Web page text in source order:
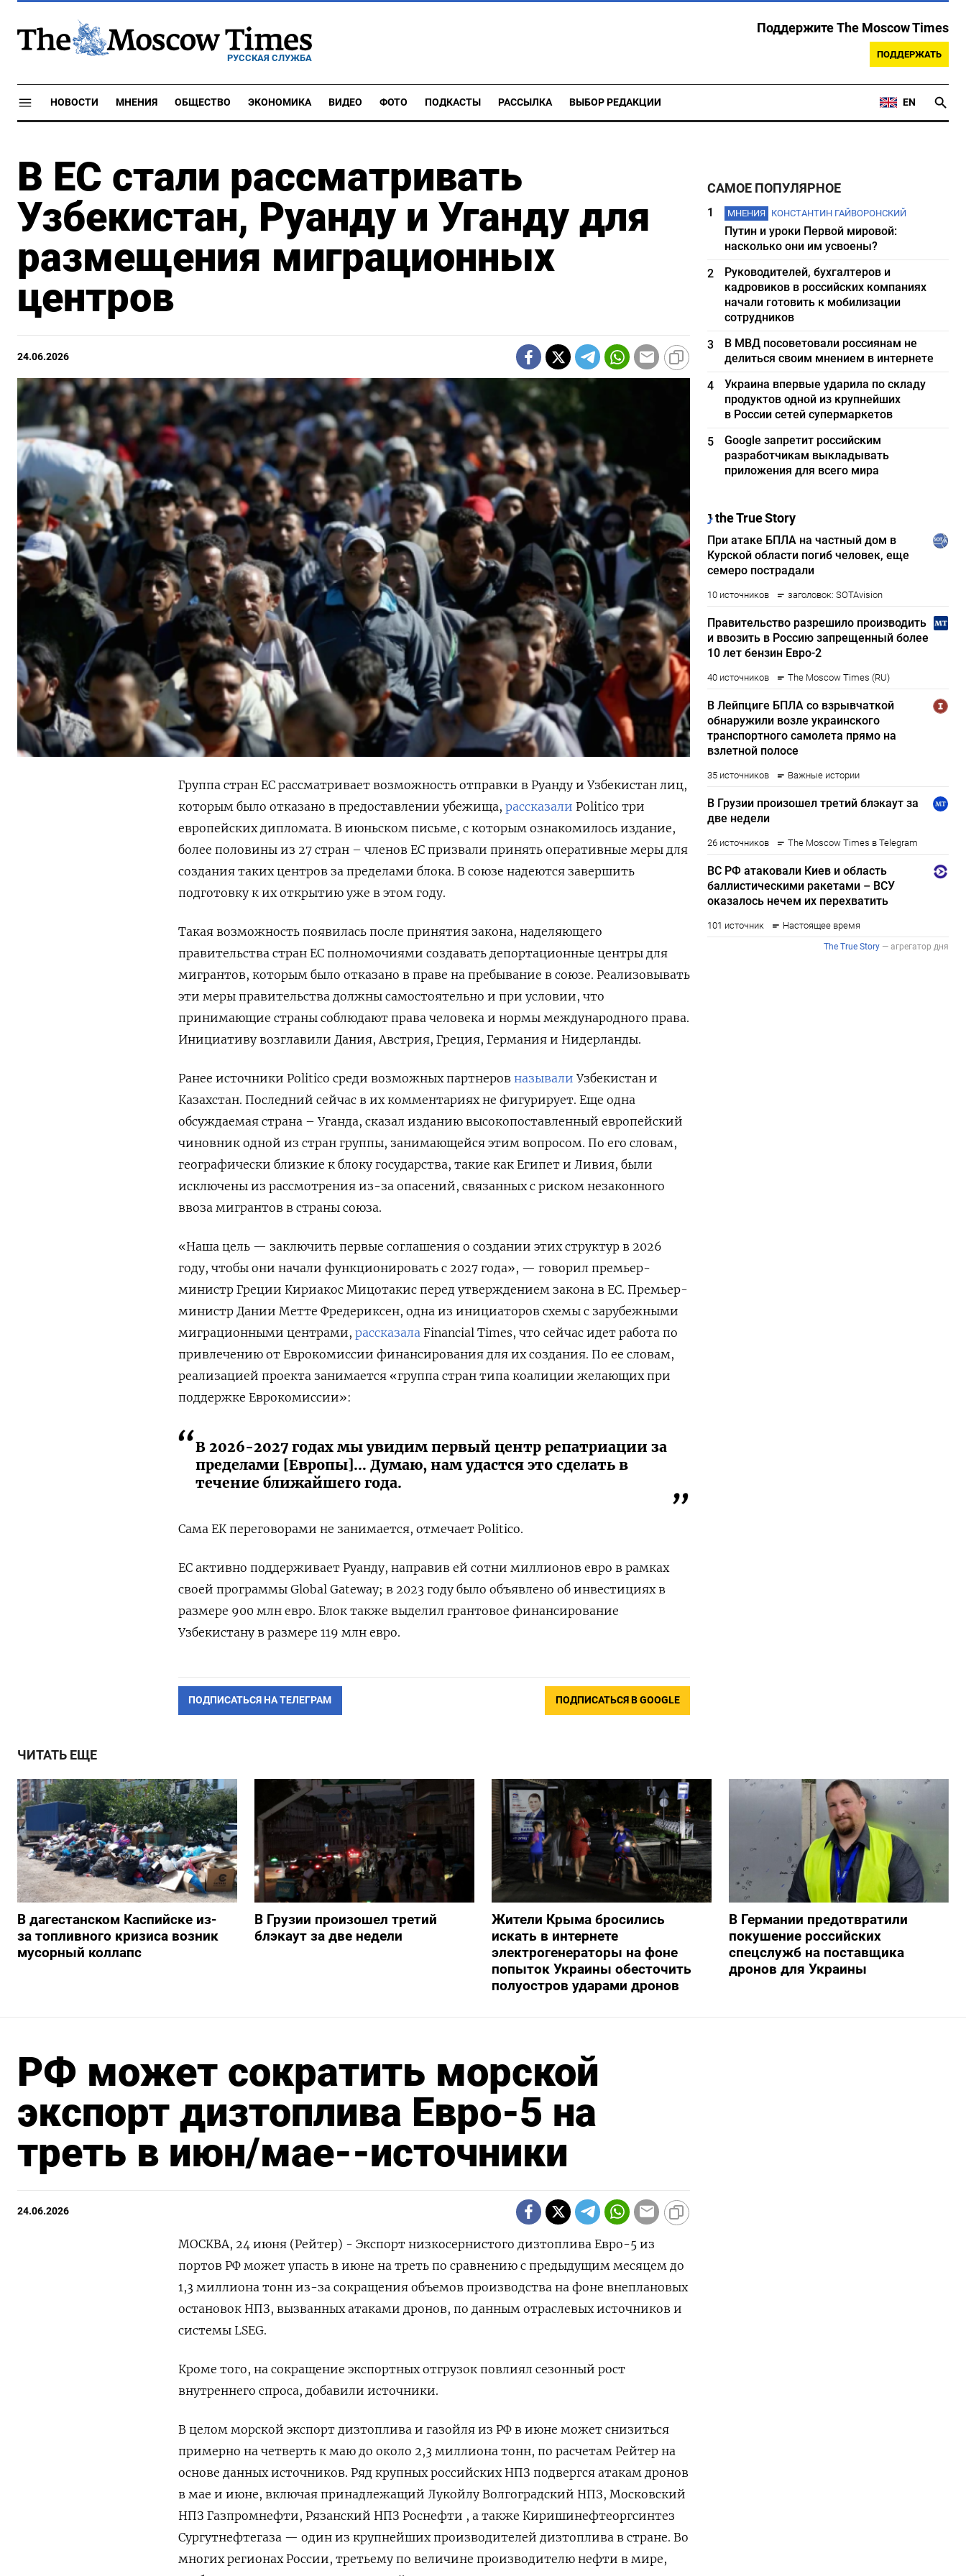
РУССКАЯ СЛУЖБА
Поддержите The Moscow Times
ПОДДЕРЖАТЬ
НОВОСТИ МНЕНИЯ ОБЩЕСТВО ЭКОНОМИКА ВИДЕО ФОТО ПОДКАСТЫ РАССЫЛКА ВЫБОР РЕДАКЦИИ EN
В ЕС стали рассматривать
Узбекистан, Руанду и Уганду для
размещения миграционных
центров
24.06.2026
Группа стран ЕС рассматривает возможность отправки в Руанду и Узбекистан лиц,
которым было отказано в предоставлении убежища, рассказали Politico три
европейских дипломата. В июньском письме, с которым ознакомилось издание,
более половины из 27 стран – членов ЕС призвали принять оперативные меры для
создания таких центров за пределами блока. В союзе надеются завершить
подготовку к их открытию уже в этом году.
Такая возможность появилась после принятия закона, наделяющего
правительства стран ЕС полномочиями создавать депортационные центры для
мигрантов, которым было отказано в праве на пребывание в союзе. Реализовывать
эти меры правительства должны самостоятельно и при условии, что
принимающие страны соблюдают права человека и нормы международного права.
Инициативу возглавили Дания, Австрия, Греция, Германия и Нидерланды.
Ранее источники Politico среди возможных партнеров называли Узбекистан и
Казахстан. Последний сейчас в их комментариях не фигурирует. Еще одна
обсуждаемая страна – Уганда, сказал изданию высокопоставленный европейский
чиновник одной из стран группы, занимающейся этим вопросом. По его словам,
географически близкие к блоку государства, такие как Египет и Ливия, были
исключены из рассмотрения из-за опасений, связанных с риском незаконного
ввоза мигрантов в страны союза.
«Наша цель — заключить первые соглашения о создании этих структур в 2026
году, чтобы они начали функционировать с 2027 года», — говорил премьер-
министр Греции Кириакос Мицотакис перед утверждением закона в ЕС. Премьер-
министр Дании Метте Фредериксен, одна из инициаторов схемы с зарубежными
миграционными центрами, рассказала Financial Times, что сейчас идет работа по
привлечению от Еврокомиссии финансирования для их создания. По ее словам,
реализацией проекта занимается «группа стран типа коалиции желающих при
поддержке Еврокомиссии»:
В 2026-2027 годах мы увидим первый центр репатриации за
пределами [Европы]… Думаю, нам удастся это сделать в
течение ближайшего года.
Сама ЕК переговорами не занимается, отмечает Politico.
ЕС активно поддерживает Руанду, направив ей сотни миллионов евро в рамках
своей программы Global Gateway; в 2023 году было объявлено об инвестициях в
размере 900 млн евро. Блок также выделил грантовое финансирование
Узбекистану в размере 119 млн евро.
ПОДПИСАТЬСЯ НА ТЕЛЕГРАМ ПОДПИСАТЬСЯ В GOOGLE
САМОЕ ПОПУЛЯРНОЕ
1 МНЕНИЯ КОНСТАНТИН ГАЙВОРОНСКИЙ
Путин и уроки Первой мировой:
насколько они им усвоены?
2
Руководителей, бухгалтеров и
кадровиков в российских компаниях
начали готовить к мобилизации
сотрудников
3
В МВД посоветовали россиянам не
делиться своим мнением в интернете
4
Украина впервые ударила по складу
продуктов одной из крупнейших
в России сетей супермаркетов
5
Google запретит российским
разработчикам выкладывать
приложения для всего мира
ЧИТАТЬ ЕЩЕ
В дагестанском Каспийске из-
за топливного кризиса возник
мусорный коллапс
В Грузии произошел третий
блэкаут за две недели
Жители Крыма бросились
искать в интернете
электрогенераторы на фоне
попыток Украины обесточить
полуостров ударами дронов
В Германии предотвратили
покушение российских
спецслужб на поставщика
дронов для Украины
РФ может сократить морской
экспорт дизтоплива Евро-5 на
треть в июн/мае--источники
24.06.2026
МОСКВА, 24 июня (Рейтер) - Экспорт низкосернистого дизтоплива Евро-5 из
портов РФ может упасть в июне на треть по сравнению с предыдущим месяцем до
1,3 ‌миллиона тонн из-за сокращения объемов производства на фоне внеплановых
остановок НПЗ, вызванных атаками дронов, по данным отраслевых источников и
системы LSEG.
Кроме того, на ​сокращение экспортных отгрузок повлиял сезонный ​рост
внутреннего ​спроса, добавили источники.
В ⁠целом морской экспорт дизтоплива и газойля ‌из РФ в июне может снизиться
‌примерно на четверть к маю до около 2,3 миллиона тонн, по расчетам ​Рейтер на
основе данных источников. Ряд крупных российских НПЗ ‌подвергся атакам дронов
в мае и июне, включая принадлежащий ​Лукойлу Волгоградский НПЗ, Московский
НПЗ Газпромнефти, Рязанский НПЗ Роснефти , а ‌также Киришинефтеоргсинтез
Сургутнефтегаза — один из крупнейших производителей дизтоплива в стране. Во
многих регионах России, третьему по величине производителю нефти в ​мире,